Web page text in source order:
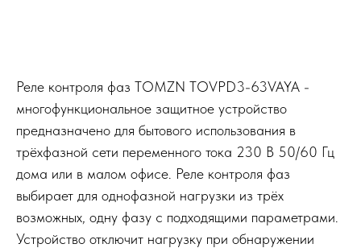
Реле контроля фаз TOMZN TOVPD3-63VAYA -
многофункциональное защитное устройство
предназначено для бытового использования в
трёхфазной сети переменного тока 230 В 50/60 Гц
дома или в малом офисе. Реле контроля фаз
выбирает для однофазной нагрузки из трёх
возможных, одну фазу с подходящими параметрами.
Устройство отключит нагрузку при обнаружении